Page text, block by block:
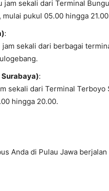
jam sekali dari Terminal
pukul 05.00 hingga
:
sekali dari berbagai
Surabaya):
sekali dari Terminal
hingga 20.00.
Anda di Pulau Jawa